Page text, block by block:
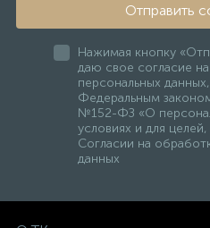
Отправить
Нажимая кнопку
даю свое согласие
персональных
Федеральным
№152-ФЗ «О
условиях и для
Согласии на
данных